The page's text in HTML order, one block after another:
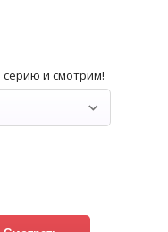
и смотрим!